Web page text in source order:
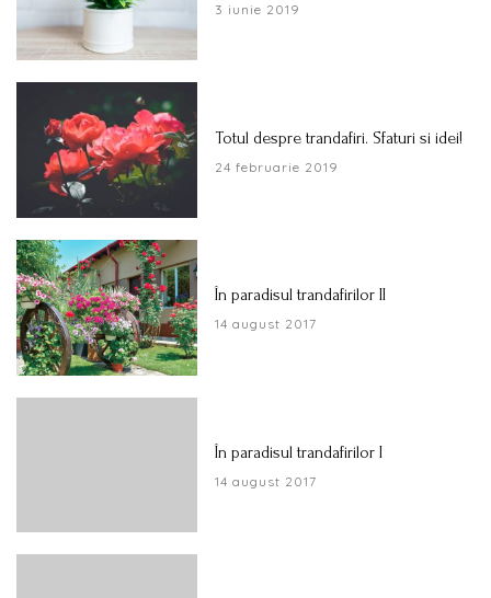
3 iunie 2019
Totul despre trandafiri. Sfaturi si idei!
24 februarie 2019
În paradisul trandafirilor II
14 august 2017
În paradisul trandafirilor I
14 august 2017